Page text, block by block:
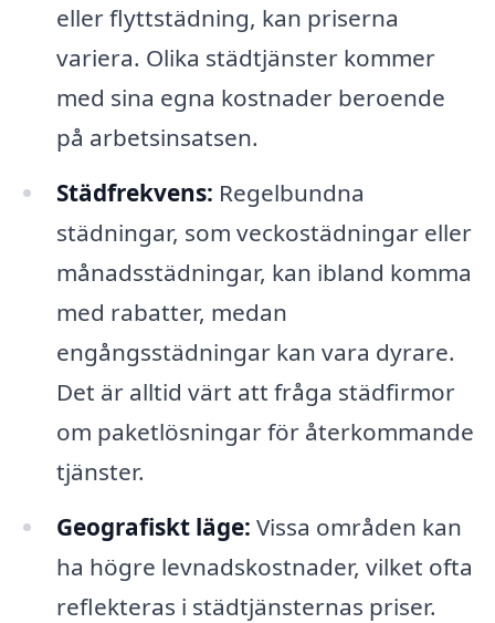
eller flyttstädning, kan priserna
variera. Olika städtjänster kommer
med sina egna kostnader beroende
på arbetsinsatsen.
Städfrekvens: Regelbundna
städningar, som veckostädningar eller
månadsstädningar, kan ibland komma
med rabatter, medan
engångsstädningar kan vara dyrare.
Det är alltid värt att fråga städfirmor
om paketlösningar för återkommande
tjänster.
Geografiskt läge: Vissa områden kan
ha högre levnadskostnader, vilket ofta
reflekteras i städtjänsternas priser.